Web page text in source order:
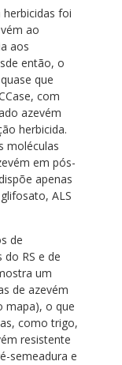
foi
ao
aos
então, o
que
com
azevém
herbicida.
moléculas
em pós-
apenas
ALS
de
RS e de
um
de azevém
mapa), o que
como trigo,
resistente
semeadura e